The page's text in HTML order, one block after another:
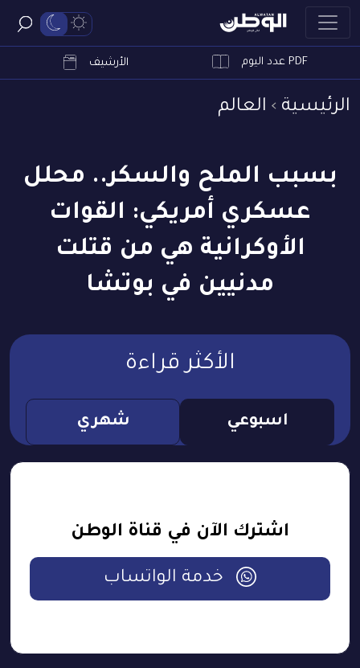
PDF عدد اليوم الأرشيف
الرئيسية العالم
بسبب الملح والسكر.. محلل
عسكري أمريكي: القوات
الأوكرانية هي من قتلت
مدنيين في بوتشا
الأكثر قراءة
اسبوعي شهري
اشترك الآن في قناة الوطن
خدمة الواتساب